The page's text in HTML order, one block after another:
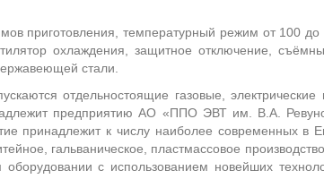
приготовления, температурный режим от 100 до
охлаждения, защитное отключение,
стали.
отдельностоящие газовые,
предприятию АО «ППО ЭВТ им. В.А.
принадлежит к числу наиболее современных в
гальваническое, пластмассовое
с использованием новейших